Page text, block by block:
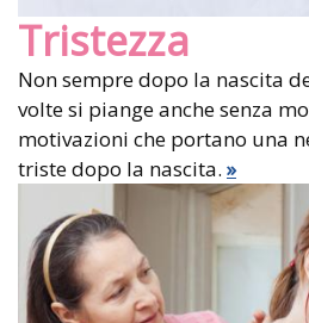
Tristezza
Non sempre dopo la nascita
volte si piange anche senza
motivazioni che portano una
triste dopo la nascita. »